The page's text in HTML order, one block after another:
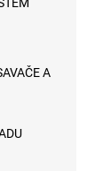
A